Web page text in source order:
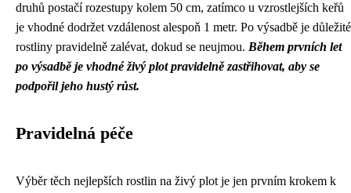
druhů postačí rozestupy kolem 50 cm, zatímco u vzrostlejších keřů
je vhodné dodržet vzdálenost alespoň 1 metr. Po výsadbě je důležité
rostliny pravidelně zalévat, dokud se neujmou. Během prvních let
po výsadbě je vhodné živý plot pravidelně zastřihovat, aby se
podpořil jeho hustý růst.
Pravidelná péče
Výběr těch nejlepších rostlin na živý plot je jen prvním krokem k